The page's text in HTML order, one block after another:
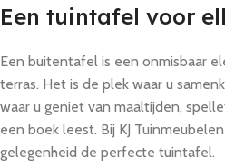
Een tuintafel voor
Een buitentafel is een onmisbaar
terras. Het is de plek waar u
waar u geniet van maaltijden,
een boek leest. Bij KJ
gelegenheid de perfecte tuintafel.